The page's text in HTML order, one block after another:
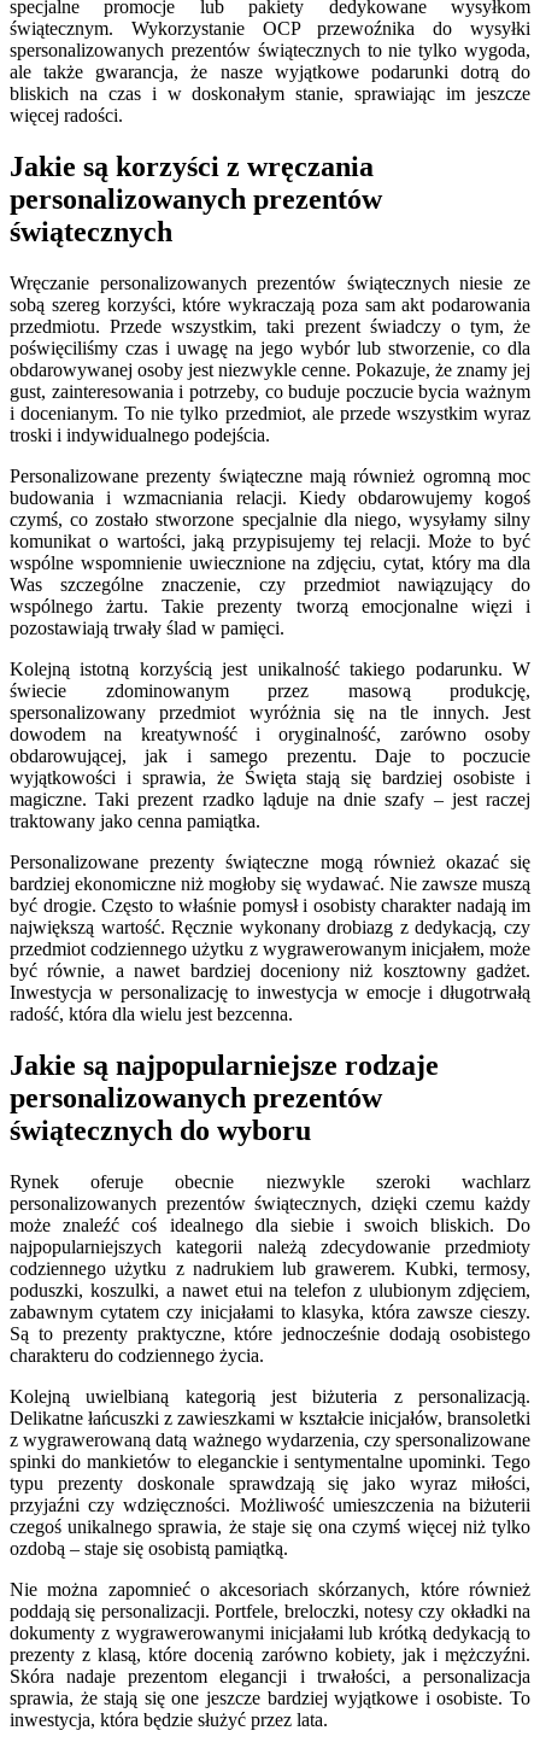
specjalne promocje lub pakiety dedykowane wysyłkom
świątecznym. Wykorzystanie OCP przewoźnika do wysyłki
spersonalizowanych prezentów świątecznych to nie tylko wygoda,
ale także gwarancja, że nasze wyjątkowe podarunki dotrą do
bliskich na czas i w doskonałym stanie, sprawiając im jeszcze
więcej radości.
Jakie są korzyści z wręczania
personalizowanych prezentów
świątecznych
Wręczanie personalizowanych prezentów świątecznych niesie ze
sobą szereg korzyści, które wykraczają poza sam akt podarowania
przedmiotu. Przede wszystkim, taki prezent świadczy o tym, że
poświęciliśmy czas i uwagę na jego wybór lub stworzenie, co dla
obdarowywanej osoby jest niezwykle cenne. Pokazuje, że znamy jej
gust, zainteresowania i potrzeby, co buduje poczucie bycia ważnym
i docenianym. To nie tylko przedmiot, ale przede wszystkim wyraz
troski i indywidualnego podejścia.
Personalizowane prezenty świąteczne mają również ogromną moc
budowania i wzmacniania relacji. Kiedy obdarowujemy kogoś
czymś, co zostało stworzone specjalnie dla niego, wysyłamy silny
komunikat o wartości, jaką przypisujemy tej relacji. Może to być
wspólne wspomnienie uwiecznione na zdjęciu, cytat, który ma dla
Was szczególne znaczenie, czy przedmiot nawiązujący do
wspólnego żartu. Takie prezenty tworzą emocjonalne więzi i
pozostawiają trwały ślad w pamięci.
Kolejną istotną korzyścią jest unikalność takiego podarunku. W
świecie zdominowanym przez masową produkcję,
spersonalizowany przedmiot wyróżnia się na tle innych. Jest
dowodem na kreatywność i oryginalność, zarówno osoby
obdarowującej, jak i samego prezentu. Daje to poczucie
wyjątkowości i sprawia, że Święta stają się bardziej osobiste i
magiczne. Taki prezent rzadko ląduje na dnie szafy – jest raczej
traktowany jako cenna pamiątka.
Personalizowane prezenty świąteczne mogą również okazać się
bardziej ekonomiczne niż mogłoby się wydawać. Nie zawsze muszą
być drogie. Często to właśnie pomysł i osobisty charakter nadają im
największą wartość. Ręcznie wykonany drobiazg z dedykacją, czy
przedmiot codziennego użytku z wygrawerowanym inicjałem, może
być równie, a nawet bardziej doceniony niż kosztowny gadżet.
Inwestycja w personalizację to inwestycja w emocje i długotrwałą
radość, która dla wielu jest bezcenna.
Jakie są najpopularniejsze rodzaje
personalizowanych prezentów
świątecznych do wyboru
Rynek oferuje obecnie niezwykle szeroki wachlarz
personalizowanych prezentów świątecznych, dzięki czemu każdy
może znaleźć coś idealnego dla siebie i swoich bliskich. Do
najpopularniejszych kategorii należą zdecydowanie przedmioty
codziennego użytku z nadrukiem lub grawerem. Kubki, termosy,
poduszki, koszulki, a nawet etui na telefon z ulubionym zdjęciem,
zabawnym cytatem czy inicjałami to klasyka, która zawsze cieszy.
Są to prezenty praktyczne, które jednocześnie dodają osobistego
charakteru do codziennego życia.
Kolejną uwielbianą kategorią jest biżuteria z personalizacją.
Delikatne łańcuszki z zawieszkami w kształcie inicjałów, bransoletki
z wygrawerowaną datą ważnego wydarzenia, czy spersonalizowane
spinki do mankietów to eleganckie i sentymentalne upominki. Tego
typu prezenty doskonale sprawdzają się jako wyraz miłości,
przyjaźni czy wdzięczności. Możliwość umieszczenia na biżuterii
czegoś unikalnego sprawia, że staje się ona czymś więcej niż tylko
ozdobą – staje się osobistą pamiątką.
Nie można zapomnieć o akcesoriach skórzanych, które również
poddają się personalizacji. Portfele, breloczki, notesy czy okładki na
dokumenty z wygrawerowanymi inicjałami lub krótką dedykacją to
prezenty z klasą, które docenią zarówno kobiety, jak i mężczyźni.
Skóra nadaje prezentom elegancji i trwałości, a personalizacja
sprawia, że stają się one jeszcze bardziej wyjątkowe i osobiste. To
inwestycja, która będzie służyć przez lata.